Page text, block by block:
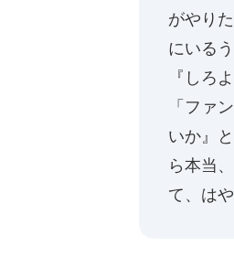
がやり
にいる
『しろ
「ファ
いか』
ら本当
て、は